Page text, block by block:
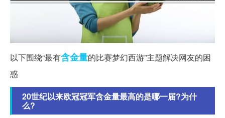
以下围绕“最有含金量的比赛梦幻西游”主题解决网友的困
惑
20世纪以来欧冠冠军含金量最高的是哪一届?为什
么?